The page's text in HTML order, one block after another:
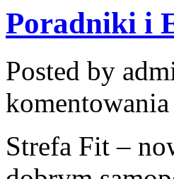
Poradniki i
Posted by
komentowania
Strefa Fit –